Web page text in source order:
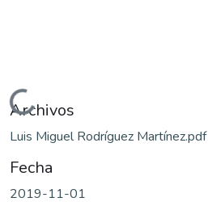
Cargando...
Archivos
Luis Miguel Rodríguez Martínez.pdf
Fecha
2019-11-01